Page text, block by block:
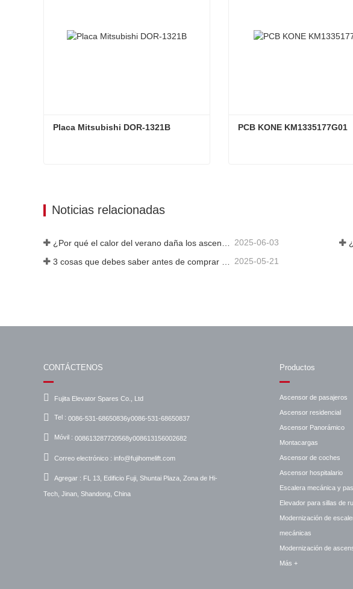
Placa Mitsubishi DOR-1321B PCB KONE KM1335177G01
Noticias relacionadas
2025-06-03
3 cosas que debes saber antes de comprar un ascensor 2025-05-21
CONTÁCTENOS
Fujita Elevator Spares Co., Ltd
Tel : 0086-531-68650836y0086-531-68650837
Móvil : 008613287720568y008613156002682
Correo electrónico : info@fujihomelift.com
Agregar : FL 13, Edificio Fuji, Shuntai Plaza, Zona de Hi-
Tech, Jinan, Shandong, China
Productos
Ascensor de pasajeros
Ascensor residencial
Ascensor Panorámico
Montacargas
Ascensor de coches
Ascensor hospitalario
Escalera mecánica y
Elevador para sillas de
Modernización de
mecánicas
Modernización de
Más +